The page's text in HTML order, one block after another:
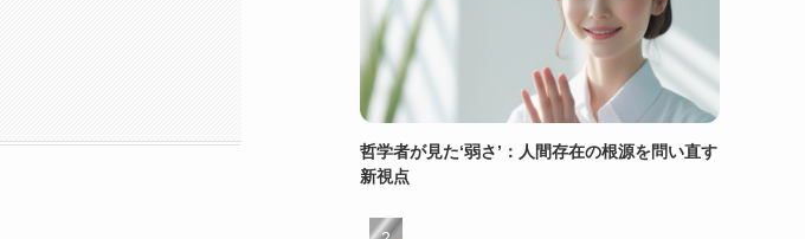
哲学者が見た‘弱さ’：人間存在の根源を問い直す
新視点